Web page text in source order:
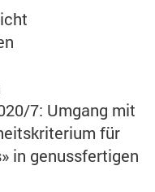
7: Umgang mit
für
in genussfertigen